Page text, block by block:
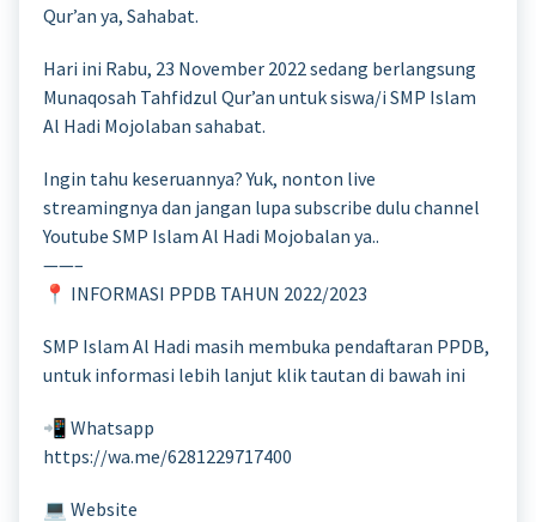
Qur’an ya, Sahabat.
Hari ini Rabu, 23 November 2022 sedang berlangsung
Munaqosah Tahfidzul Qur’an untuk siswa/i SMP Islam
Al Hadi Mojolaban sahabat.
Ingin tahu keseruannya? Yuk, nonton live
streamingnya dan jangan lupa subscribe dulu channel
Youtube SMP Islam Al Hadi Mojobalan ya..
——–
📍 INFORMASI PPDB TAHUN 2022/2023
SMP Islam Al Hadi masih membuka pendaftaran PPDB,
untuk informasi lebih lanjut klik tautan di bawah ini
📲 Whatsapp
https://wa.me/6281229717400
💻 Website